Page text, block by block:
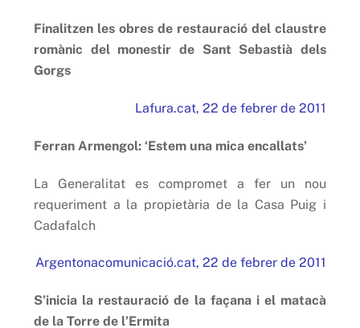
Finalitzen les obres de restauració del claustre
romànic del monestir de Sant Sebastià dels
Gorgs
Lafura.cat, 22 de febrer de 2011
Ferran Armengol: ‘Estem una mica encallats’
La Generalitat es compromet a fer un nou
requeriment a la propietària de la Casa Puig i
Cadafalch
Argentonacomunicació.cat, 22 de febrer de 2011
S’inicia la restauració de la façana i el matacà
de la Torre de l’Ermita